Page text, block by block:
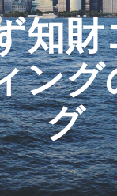
知財
ング
グ